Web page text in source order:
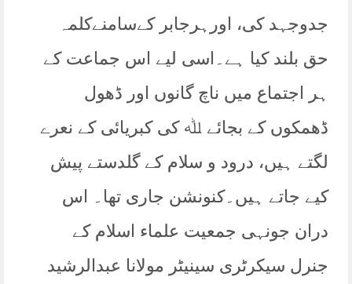
جدوجہد کی، اورہرجابر کےسامنےکلمہ
حق بلند کیا ہے۔اسی لیے اس جماعت کے
ہر اجتماع میں ناچ گانوں اور ڈھول
ڈھمکوں کے بجائے ﷲ کی کبریائی کے نعرے
لگتے ہیں، درود و سلام کے گلدستے پیش
کیے جاتے ہیں۔کنونشن جاری تھا۔ اس
دران جونہی جمعیت علماء اسلام کے
جنرل سیکرٹری سینیٹر مولانا عبدالرشید